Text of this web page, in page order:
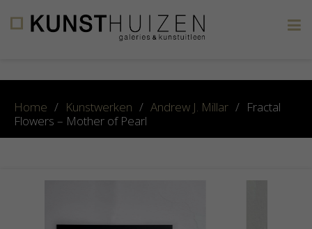
Home / Kunstwerken / Andrew J. Millar / Fractal
Flowers – Mother of Pearl